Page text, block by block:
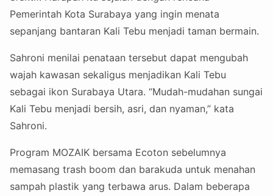
Pemerintah Kota Surabaya yang ingin menata
sepanjang bantaran Kali Tebu menjadi taman bermain.
Sahroni menilai penataan tersebut dapat mengubah
wajah kawasan sekaligus menjadikan Kali Tebu
sebagai ikon Surabaya Utara. “Mudah-mudahan sungai
Kali Tebu menjadi bersih, asri, dan nyaman,” kata
Sahroni.
Program MOZAIK bersama Ecoton sebelumnya
memasang trash boom dan barakuda untuk menahan
sampah plastik yang terbawa arus. Dalam beberapa